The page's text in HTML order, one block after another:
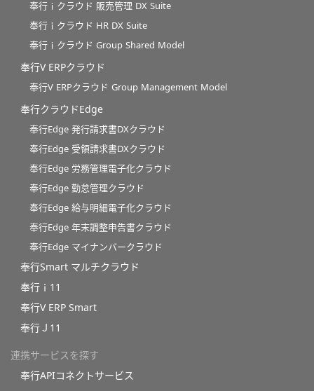
奉行ｉクラウド 販売管理 DX Suite
奉行ｉクラウド HR DX Suite
奉行ｉクラウド Group Shared Model
奉行V ERPクラウド
奉行V ERPクラウド Group Management Model
奉行クラウドEdge
奉行Edge 発行請求書DXクラウド
奉行Edge 受領請求書DXクラウド
奉行Edge 労務管理電子化クラウド
奉行Edge 勤怠管理クラウド
奉行Edge 給与明細電子化クラウド
奉行Edge 年末調整申告書クラウド
奉行Edge マイナンバークラウド
奉行Smart マルチクラウド
奉行ｉ11
奉行V ERP Smart
奉行Ｊ11
連携サービスを探す
奉行APIコネクトサービス